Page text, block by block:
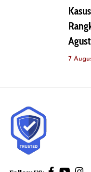
7